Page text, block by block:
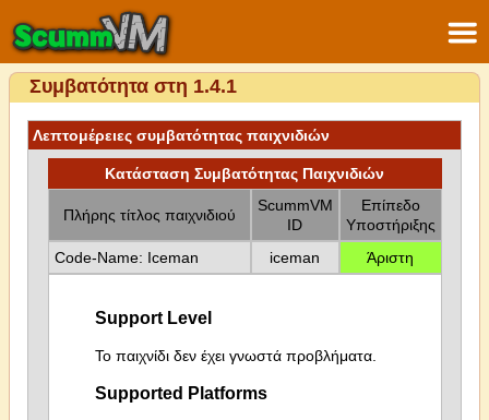
Συμβατότητα στη 1.4.1
Λεπτομέρειες συμβατότητας παιχνιδιών
Κατάσταση Συμβατότητας Παιχνιδιών
Πλήρης τίτλος παιχνιδιού
ScummVM
ID
Επίπεδο
Υποστήριξης
Code-Name: Iceman
iceman Άριστη
Support Level
Το παιχνίδι δεν έχει γνωστά προβλήματα.
Supported Platforms